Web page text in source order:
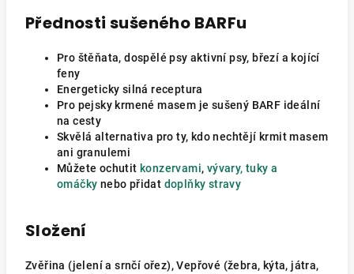
Přednosti sušeného BARFu
Pro štěňata, dospělé psy aktivní psy, březí a kojící
feny
Energeticky silná receptura
Pro pejsky krmené masem je sušený BARF ideální
na cesty
Skvělá alternativa pro ty, kdo nechtějí krmit masem
ani granulemi
Můžete ochutit konzervami, vývary, tuky a
omáčky nebo přidat doplňky stravy
Složení
Zvěřina (jelení a srnčí ořez), Vepřové (žebra, kýta, játra,